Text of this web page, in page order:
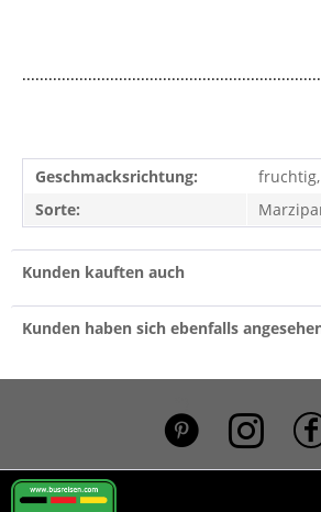
Geschmacksrichtung:
Sorte:
Kunden kauften auch
Kunden haben sich ebenfalls